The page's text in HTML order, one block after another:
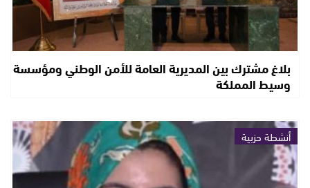
بلاغ مشترك بين المديرية العامة للأمن الوطني ومؤسسة
وسيط المملكة
أنشطة حزبية